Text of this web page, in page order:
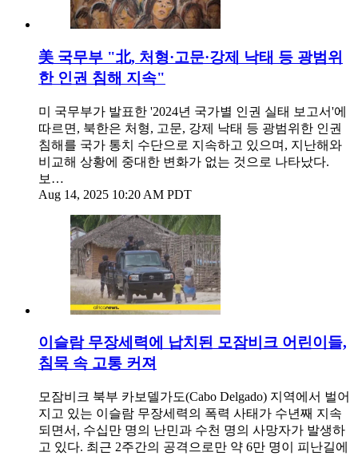
美 국무부 "北, 처형·고문·강제 낙태 등 광범위
한 인권 침해 지속"
미 국무부가 발표한 '2024년 국가별 인권 실태 보고서'에
따르면, 북한은 처형, 고문, 강제 낙태 등 광범위한 인권
침해를 국가 통치 수단으로 지속하고 있으며, 지난해와
비교해 상황에 중대한 변화가 없는 것으로 나타났다.
보…
Aug 14, 2025 10:20 AM PDT
이슬람 무장세력에 납치된 모잠비크 어린이들,
침묵 속 고통 커져
모잠비크 북부 카보델가도(Cabo Delgado) 지역에서 벌어
지고 있는 이슬람 무장세력의 폭력 사태가 수년째 지속
되면서, 수십만 명의 난민과 수천 명의 사망자가 발생하
고 있다. 최근 2주간의 공격으로만 약 6만 명이 피난길에